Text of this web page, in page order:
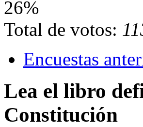
26%
Total de votos:
Encuestas
Lea el libro
Constitución